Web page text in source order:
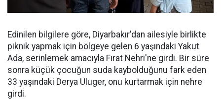
Edinilen bilgilere göre, Diyarbakır'dan ailesiyle birlikte
piknik yapmak için bölgeye gelen 6 yaşındaki Yakut
Ada, serinlemek amacıyla Fırat Nehri'ne girdi. Bir süre
sonra küçük çocuğun suda kaybolduğunu fark eden
33 yaşındaki Derya Uluger, onu kurtarmak için nehre
girdi.